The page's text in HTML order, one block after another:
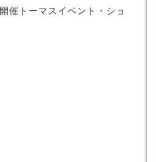
催トーマスイベント・ショ